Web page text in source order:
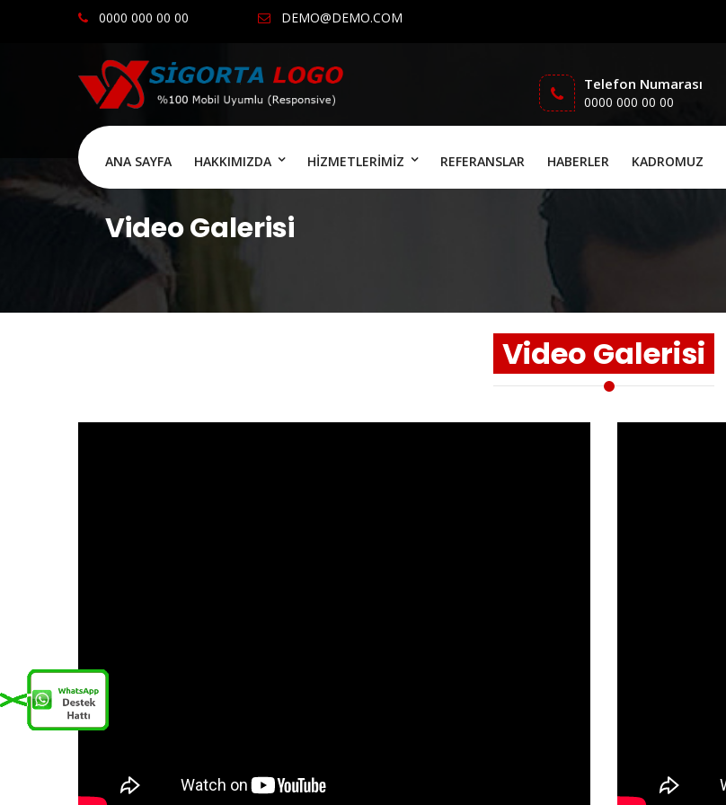
0000 000 00 00 DEMO@DEMO.COM
Telefon Numarası
0000 000 00 00
ANA SAYFA HAKKIMIZDA HİZMETLERİMİZ REFERANSLAR HABERLER KADROMUZ
Video Galerisi
Video Galerisi